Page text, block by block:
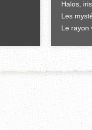
Halos,
Les
Le rayon